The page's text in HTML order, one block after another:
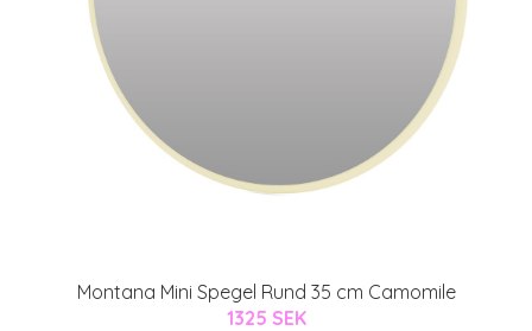
Montana Mini Spegel Rund 35 cm Camomile
1325 SEK